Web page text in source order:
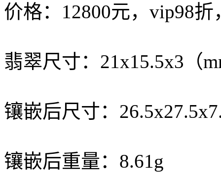
价格：12800元，vip98
翡翠尺寸：21x15.5x3（
镶嵌后尺寸：
镶嵌后重量：8.61g